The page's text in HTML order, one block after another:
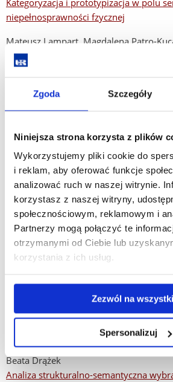
Zgoda Szczegóły
Niniejsza strona korzysta z plików
Wykorzystujemy pliki cookie do
i reklam, aby oferować funkcje
analizować ruch w naszej witrynie.
korzystasz z naszej witryny,
społecznościowym, reklamowym i
Partnerzy mogą połączyć te
otrzymanymi od Ciebie lub
korzystania z ich usług.
Zezwól na
Spersonalizuj
Kategoryzacja i prototypizacja w polu
niepełnosprawności fzycznej
Mateusz Lampart, Magdalena Patro-
Retoryka na usługach kampanii
debat z udziałem Aleksandra
Beata Romanek
zjawisku
Robert Słabczyński
Przyjazny dla twojej kieszeni- o
we współczesnych tekstach
Bożena Taras
Dziedzictwo kulturowe w dobie
tradycji ziemi rzeszowskiej)
DEBIUTY
Echolalia: zabawa słowem czy
przykładzie zachowań językowych
Beata Drążek
Analiza strukturalno-semantyczna